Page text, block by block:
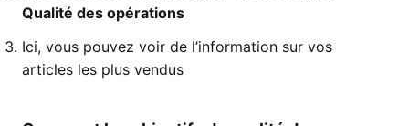
Qualité des opérations
Ici, vous pouvez voir de l’information sur vos
articles les plus vendus